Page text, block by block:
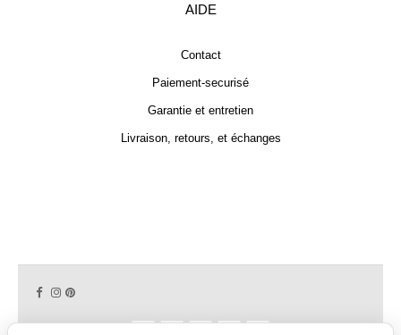
AIDE
Contact
Paiement-securisé
Garantie et entretien
Livraison, retours, et échanges